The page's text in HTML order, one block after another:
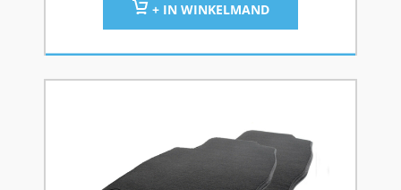
+ IN WINKELMAND